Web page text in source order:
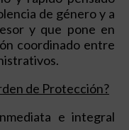
de género y a
y que pone en
coordinado entre
de Protección?
e integral